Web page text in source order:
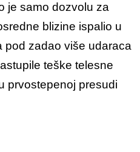
je samo dozvolu za
blizine ispalio u
pod zadao više udaraca
teške telesne
prvostepenoj presudi